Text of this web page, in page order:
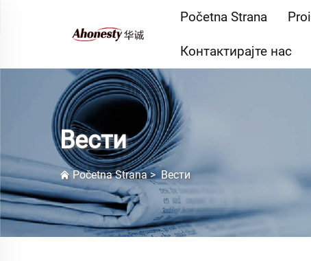
Početna Strana
Контактирајте нас
Вести
Početna Strana> Вести